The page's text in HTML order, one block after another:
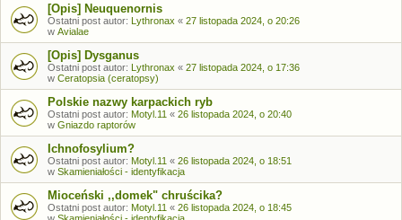
[Opis] Neuquenornis
Ostatni post autor: Lythronax « 27 listopada 2024, o 20:26
w Avialae
[Opis] Dysganus
Ostatni post autor: Lythronax « 27 listopada 2024, o 17:36
w Ceratopsia (ceratopsy)
Polskie nazwy karpackich ryb
Ostatni post autor: Motyl.11 « 26 listopada 2024, o 20:40
w Gniazdo raptorów
Ichnofosylium?
Ostatni post autor: Motyl.11 « 26 listopada 2024, o 18:51
w Skamieniałości - identyfikacja
Mioceński ,,domek" chruścika?
Ostatni post autor: Motyl.11 « 26 listopada 2024, o 18:45
w Skamieniałości - identyfikacja